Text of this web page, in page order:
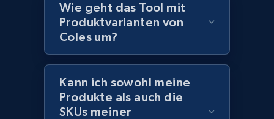
URL, Domain, Marketplace pn, Sku, Other pn,
Model number, Gtin ean pn, Product name, and
991+ 162+ Jetzt anfangen
Wie geht das Tool mit
Produktvarianten von
Coles um?
Kann ich sowohl meine
Produkte als auch die
SKUs meiner